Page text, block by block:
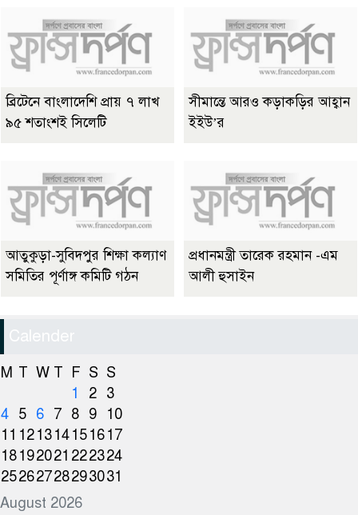
ব্রিটেনে বাংলাদেশি প্রায় ৭ লাখ
৯৫ শতাংশই সিলেটি
সীমান্তে আরও কড়াকড়ির আহ্বান
ইইউ’র
আতুকুড়া-সুবিদপুর শিক্ষা কল্যাণ
সমিতির পূর্ণাঙ্গ কমিটি গঠন
প্রধানমন্ত্রী তারেক রহমান -এম
আলী হুসাইন
Calender
August 2026
M T W T F S S
1
2 3
4 5 6 7 8 9
10
11 121314151617
18192021 222324
25262728293031